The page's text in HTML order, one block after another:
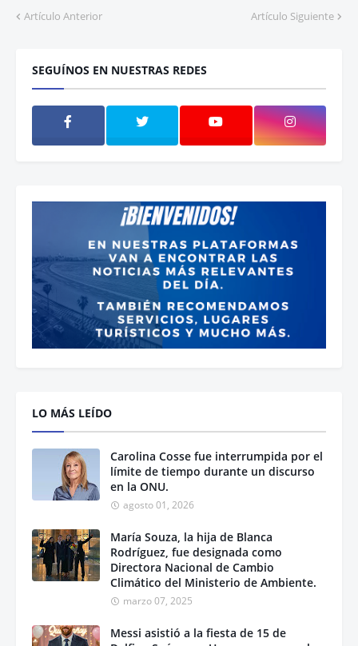
Artículo Anterior Artículo Siguiente
SEGUÍNOS EN NUESTRAS REDES
LO MÁS LEÍDO
Carolina Cosse fue interrumpida por el
límite de tiempo durante un discurso
en la ONU.
agosto 01, 2026
María Souza, la hija de Blanca
Rodríguez, fue designada como
Directora Nacional de Cambio
Climático del Ministerio de Ambiente.
marzo 07, 2025
Messi asistió a la fiesta de 15 de